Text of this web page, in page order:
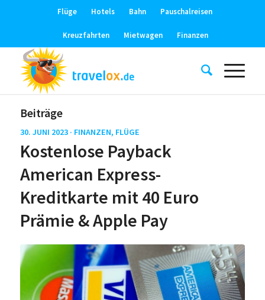
Flüge Hotels Bahn Pauschalreisen
Kreuzfahrten Mietwagen Finanzen
Beiträge
30. JUNI 2023 · FINANZEN, FLÜGE
Kostenlose Payback
American Express-
Kreditkarte mit 40 Euro
Prämie & Apple Pay